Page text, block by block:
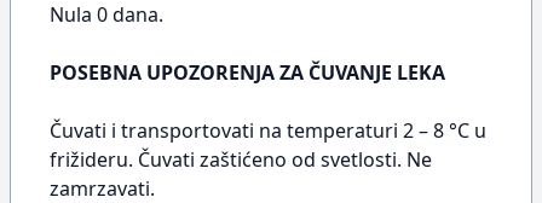
Nula 0 dana.
POSEBNA UPOZORENJA ZA ČUVANJE LEKA
Čuvati i transportovati na temperaturi 2 – 8 °C u
frižideru. Čuvati zaštićeno od svetlosti. Ne
zamrzavati.